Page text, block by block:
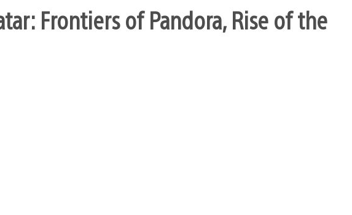
Frontiers of Pandora, Rise of the